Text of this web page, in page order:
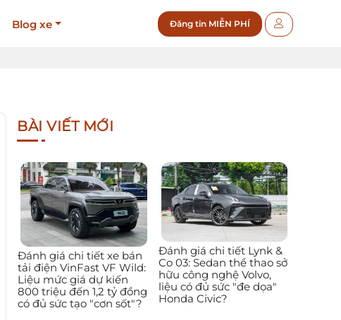
Blog xe Đăng tin MIỄN PHÍ
BÀI VIẾT MỚI
Đánh giá chi tiết xe bán
tải điện VinFast VF Wild:
Liệu mức giá dự kiến
800 triệu đến 1,2 tỷ đồng
có đủ sức tạo "cơn sốt"?
Đánh giá chi tiết Lynk &
Co 03: Sedan thể thao sở
hữu công nghệ Volvo,
liệu có đủ sức "đe dọa"
Honda Civic?